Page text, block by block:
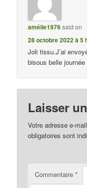
amélie1976said on
28 octobre 2022 à 5
Joli tissu.J’ai
bisous belle journée
Laisser
Votre adresse e-
obligatoires sont
Commentaire*